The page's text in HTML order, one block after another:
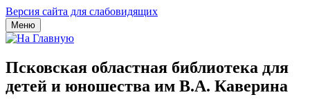
Версия сайта для слабовидящих
Меню
Псковская областная библиотека для
детей и юношества им В.А. Каверина